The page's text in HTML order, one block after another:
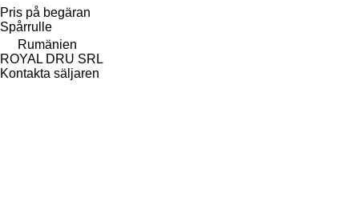
Pris på begäran
Spårrulle
Rumänien
ROYAL DRU SRL
Kontakta säljaren